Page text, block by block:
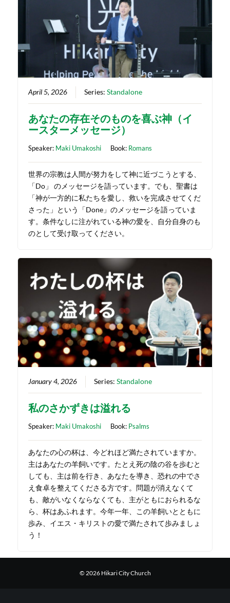
April 5, 2026 Series:Standalone
あなたの存在そのものを喜ぶ神（イ
ースターメッセージ）
Speaker: Maki Umakoshi Book: Romans
世界の宗教は人間が努力をして神に近づこうとする、
「Do」 のメッセージを語っています。でも、聖書は
「神が一方的に私たちを愛し、救いを完成させてくだ
さった」という「Done」のメッセージを語っていま
す。条件なしに注がれている神の愛を、自分自身のも
のとして受け取ってください。
January 4, 2026 Series:Standalone
私のさかずきは溢れる
Speaker: Maki Umakoshi Book: Psalms
あなたの心の杯は、今どれほど満たされていますか。
主はあなたの羊飼いです。たとえ死の陰の谷を歩むと
しても、主は前を行き、あなたを導き、恐れの中でさ
え食卓を整えてくださる方です。問題が消えなくて
も、敵がいなくならなくても、主がともにおられるな
ら、杯はあふれます。今年一年、この羊飼いとともに
歩み、イエス・キリストの愛で満たされて歩みましょ
う！
© 2026 Hikari City Church